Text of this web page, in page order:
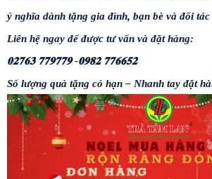
ý nghĩa dành tặng gia đình, bạn bè và đối
Liên hệ ngay để được tư vấn và đặt hàng:
𝟎𝟐𝟕𝟔𝟑 𝟕𝟕𝟗𝟕𝟕𝟗 -𝟎𝟗𝟖𝟐 𝟕𝟕𝟔𝟔𝟓𝟐
Số lượng quà tặng có hạn – Nhanh tay đặt